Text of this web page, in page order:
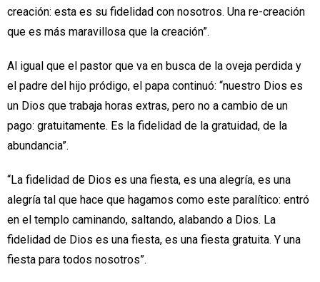
creación: esta es su fidelidad con nosotros. Una re-creación
que es más maravillosa que la creación”.
Al igual que el pastor que va en busca de la oveja perdida y
el padre del hijo pródigo, el papa continuó: “nuestro Dios es
un Dios que trabaja horas extras, pero no a cambio de un
pago: gratuitamente. Es la fidelidad de la gratuidad, de la
abundancia”.
“La fidelidad de Dios es una fiesta, es una alegría, es una
alegría tal que hace que hagamos como este paralítico: entró
en el templo caminando, saltando, alabando a Dios. La
fidelidad de Dios es una fiesta, es una fiesta gratuita. Y una
fiesta para todos nosotros”.